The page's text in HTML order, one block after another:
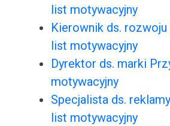
list motywacyjny
Kierownik ds. rozwoju
list motywacyjny
Dyrektor ds. marki
motywacyjny
Specjalista ds.
list motywacyjny